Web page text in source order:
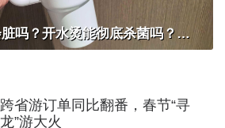
只装白开水就不会脏吗？开水烫能彻底杀菌吗？感控专家详解“吸管杯”藏菌真相｜都视频·热观察
跨省游订单同比翻番，春节“寻
龙”游大火